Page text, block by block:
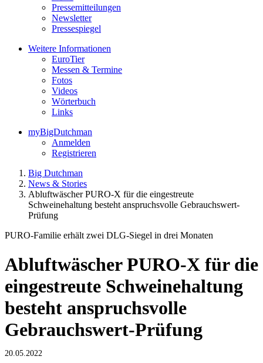
Pressemitteilungen
Newsletter
Pressespiegel
Weitere Informationen
EuroTier
Messen & Termine
Fotos
Videos
Wörterbuch
Links
myBigDutchman
Anmelden
Registrieren
Big Dutchman
News & Stories
Abluftwäscher PURO-X für die eingestreute
Schweinehaltung besteht anspruchsvolle Gebrauchswert-
Prüfung
PURO-Familie erhält zwei DLG-Siegel in drei Monaten
Abluftwäscher PURO-X für die
eingestreute Schweinehaltung
besteht anspruchsvolle
Gebrauchswert-Prüfung
20.05.2022